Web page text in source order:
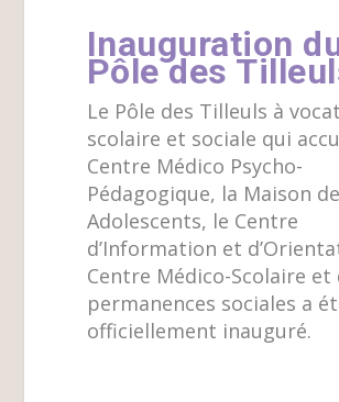
Inauguration
Pôle des
Le Pôle des Tilleuls à
scolaire et sociale qui
Centre Médico Psycho-
Pédagogique, la Maison
Adolescents, le Centre
d’Information et
Centre Médico-Scolaire et
permanences sociales a
officiellement inauguré.